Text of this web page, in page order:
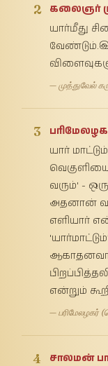
2
கலைஞர்
யார்மீது
— முத்துவேல்
3
யார்
வரும்' -
அதனான்
எளியார்
என்றும்
— பரிமேலழகர்
4 சாலமன்